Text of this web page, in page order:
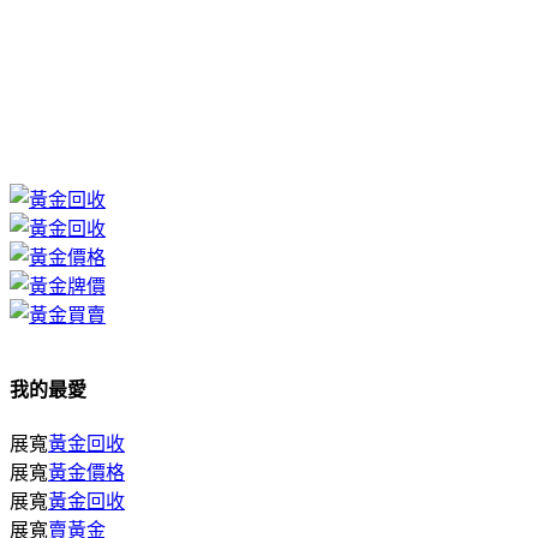
我的最愛
展寬黃金回收
展寬黃金價格
展寬黃金回收
展寬賣黃金